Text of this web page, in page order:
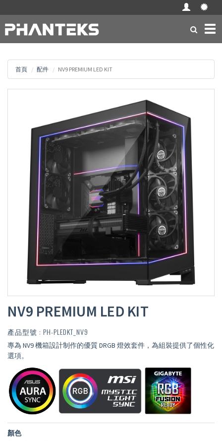
首頁 配件 NV9 PREMIUM LED KIT
NV9 PREMIUM LED KIT
產品型號 : PH-PLEDKT_NV9
專為 NV9 機箱設計制作的優質 DRGB 燈效套件，為組裝提供了個性化
選項。
顏色